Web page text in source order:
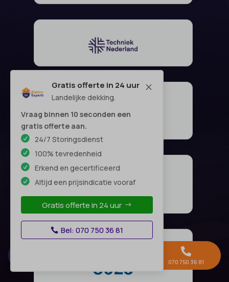
M
Gratis offerte in 24 uur
Landelijke dekking.
Vraag binnen 10 seconden een
gratis offerte aan.
24/7 Storingsdienst
100% tevredenheid
Erkend en gecertificeerd
Altijd een prijsindicatie vooraf
Gratis offerte in 24 uur
Bel: 070 750 36 81

070 750 36 81